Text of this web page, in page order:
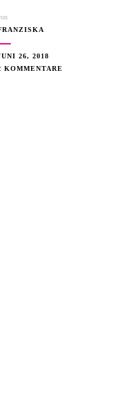
26, 2018
KOMMENTARE